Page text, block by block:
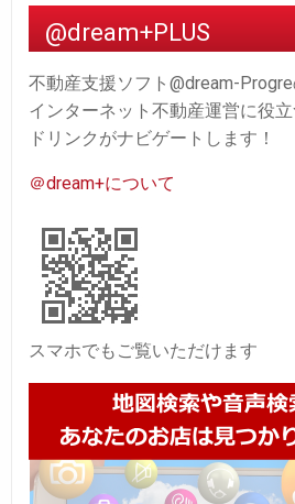
@dream+PLUS
不動産支援ソフト@dream-Progre
インターネット不動産運営に役
ドリンクがナビゲートします！
＠dream+について
スマホでもご覧いただけます